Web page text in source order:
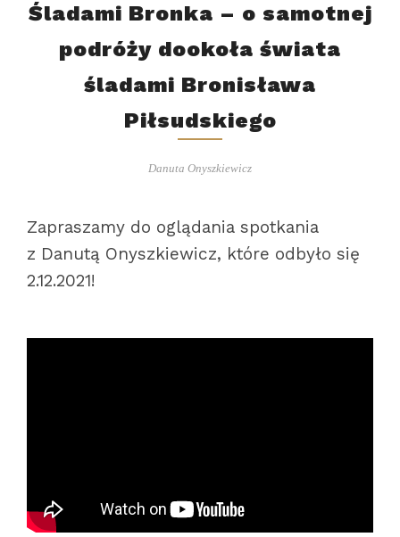
Śladami Bronka – o samotnej
podróży dookoła świata
śladami Bronisława
Piłsudskiego
Danuta Onyszkiewicz
Zapraszamy do oglądania spotkania
z Danutą Onyszkiewicz, które odbyło się
2.12.2021!